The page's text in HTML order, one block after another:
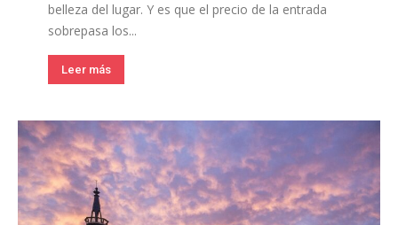
belleza del lugar. Y es que el precio de la entrada
sobrepasa los...
Leer más